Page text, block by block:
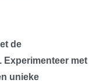
de
Experimenteer met
unieke